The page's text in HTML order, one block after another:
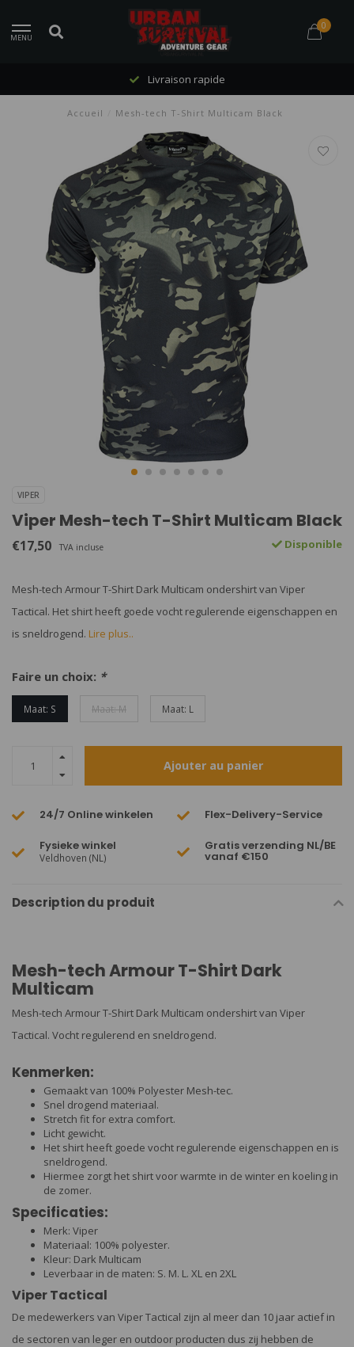
MENU
0
Livraison rapide
Accueil Mesh-tech T-Shirt Multicam Black
VIPER
Viper Mesh-tech T-Shirt Multicam Black
€17,50 TVA incluse Disponible
Mesh-tech Armour T-Shirt Dark Multicam ondershirt van Viper
Tactical. Het shirt heeft goede vocht regulerende eigenschappen en
is sneldrogend. Lire plus..
Faire un choix: *
Maat: S Maat: M Maat: L
Ajouter au panier
24/7 Online winkelen Flex-Delivery-Service
Fysieke winkel
Veldhoven (NL)
Gratis verzending NL/BE
vanaf €150
Description du produit
Mesh-tech Armour T-Shirt Dark
Multicam
Mesh-tech Armour T-Shirt Dark Multicam ondershirt van Viper
Tactical. Vocht regulerend en sneldrogend.
Kenmerken:
Gemaakt van 100% Polyester Mesh-tec.
Snel drogend materiaal.
Stretch fit for extra comfort.
Licht gewicht.
Het shirt heeft goede vocht regulerende eigenschappen en is
sneldrogend.
Hiermee zorgt het shirt voor warmte in de winter en koeling in
de zomer.
Specificaties:
Merk: Viper
Materiaal: 100% polyester.
Kleur: Dark Multicam
Leverbaar in de maten: S. M. L. XL en 2XL
Viper Tactical
De medewerkers van Viper Tactical zijn al meer dan 10 jaar actief in
de sectoren van leger en outdoor producten dus zij hebben de